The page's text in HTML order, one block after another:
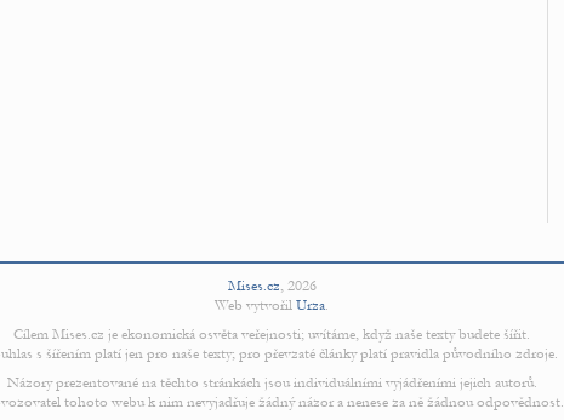
Mises.cz, 2026
Web vytvořil Urza.
Cílem Mises.cz je ekonomická osvěta veřejnosti; uvítáme, když naše texty budete šířit.
s šířením platí jen pro naše texty; pro převzaté články platí pravidla původního zdroje.
Názory prezentované na těchto stránkách jsou individuálními vyjádřeními jejich autorů.
tohoto webu k nim nevyjadřuje žádný názor a nenese za ně žádnou odpovědnost.